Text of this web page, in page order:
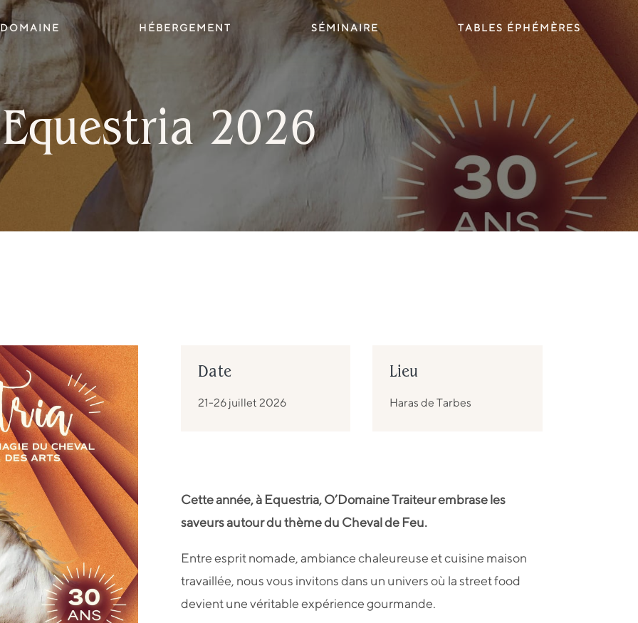
HÉBERGEMENT SÉMINAIRE TABLES ÉPHÉMÈRES
Equestria 2026
Date
21-26 juillet 2026
Lieu
Haras de Tarbes
Cette année, à Equestria, O’Domaine Traiteur embrase les
saveurs autour du thème du Cheval de Feu.
Entre esprit nomade, ambiance chaleureuse et cuisine maison
travaillée, nous vous invitons dans un univers où la street food
devient une véritable expérience gourmande.